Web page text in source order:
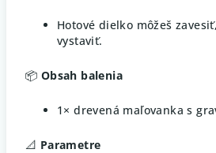
Hotové dielko môžeš
vystaviť.
📦 Obsah balenia
1× drevená maľovanka s
📐 Parametre